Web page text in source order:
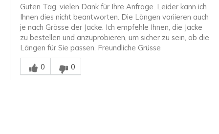
Guten Tag, vielen Dank für Ihre Anfrage. Leider kann ich
Ihnen dies nicht beantworten. Die Längen variieren auch
je nach Grösse der Jacke. Ich empfehle Ihnen, die Jacke
zu bestellen und anzuprobieren, um sicher zu sein, ob die
Längen für Sie passen. Freundliche Grüsse
Mitarbeiter-Gutachter
0
0